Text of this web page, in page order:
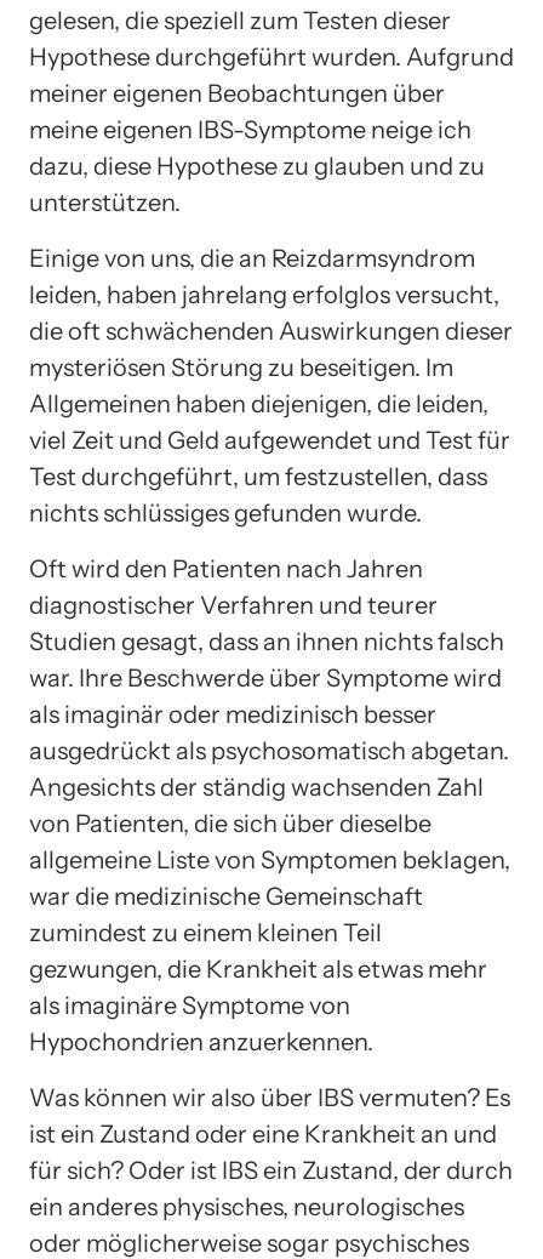
gelesen, die speziell zum Testen dieser
Hypothese durchgeführt wurden. Aufgrund
meiner eigenen Beobachtungen über
meine eigenen IBS-Symptome neige ich
dazu, diese Hypothese zu glauben und zu
unterstützen.
Einige von uns, die an Reizdarmsyndrom
leiden, haben jahrelang erfolglos versucht,
die oft schwächenden Auswirkungen dieser
mysteriösen Störung zu beseitigen. Im
Allgemeinen haben diejenigen, die leiden,
viel Zeit und Geld aufgewendet und Test für
Test durchgeführt, um festzustellen, dass
nichts schlüssiges gefunden wurde.
Oft wird den Patienten nach Jahren
diagnostischer Verfahren und teurer
Studien gesagt, dass an ihnen nichts falsch
war. Ihre Beschwerde über Symptome wird
als imaginär oder medizinisch besser
ausgedrückt als psychosomatisch abgetan.
Angesichts der ständig wachsenden Zahl
von Patienten, die sich über dieselbe
allgemeine Liste von Symptomen beklagen,
war die medizinische Gemeinschaft
zumindest zu einem kleinen Teil
gezwungen, die Krankheit als etwas mehr
als imaginäre Symptome von
Hypochondrien anzuerkennen.
Was können wir also über IBS vermuten? Es
ist ein Zustand oder eine Krankheit an und
für sich? Oder ist IBS ein Zustand, der durch
ein anderes physisches, neurologisches
oder möglicherweise sogar psychisches